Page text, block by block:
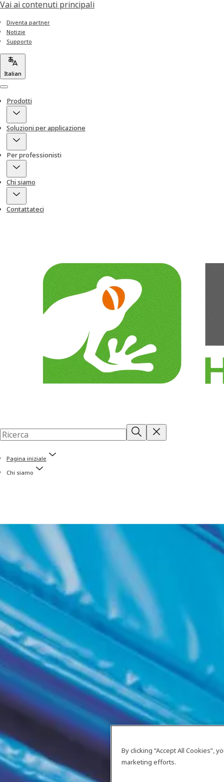
Vai ai contenuti principali
Diventa partner
Notizie
Supporto
Italian
Menu
Prodotti
Soluzioni per applicazione
Per professionisti
Chi siamo
Contattateci
Pagina iniziale
Chi siamo
By clicking “Accept All Cookies”,
marketing efforts.